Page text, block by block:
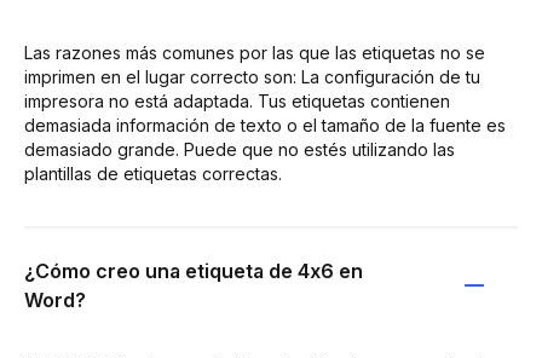
Las razones más comunes por las que las etiquetas no se
imprimen en el lugar correcto son: La configuración de tu
impresora no está adaptada. Tus etiquetas contienen
demasiada información de texto o el tamaño de la fuente es
demasiado grande. Puede que no estés utilizando las
plantillas de etiquetas correctas.
¿Cómo creo una etiqueta de 4x6 en
Word?